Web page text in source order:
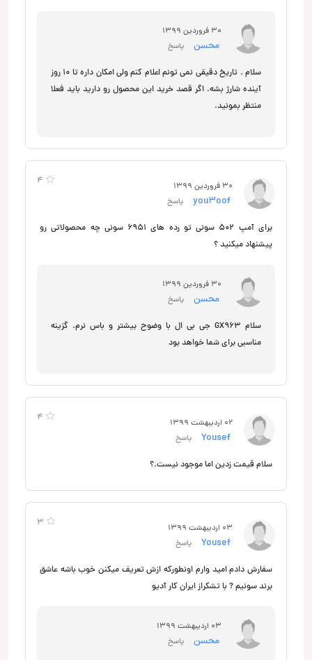
30 فروردین 1399
محسن پاسخ
سلام . تاریخ دقیقی نمی تونم اعلام کنم ولی امکان داره تا 10 روز
آینده شارژ بشه. اگر قصد خرید این محصول رو دارید باید فعلا
منتظر بمونید.
4 30 فروردین 1399
پاسخ
برای آمپ 502 سونی تو رده های 6951 سونی چه محصولاتی رو
پیشنهاد میکنید ؟
30 فروردین 1399
محسن پاسخ
سلام GX963 جی بی ال با وضوح بیشتر و باس نرم. گزینه
مناسبی برای شما خواهد بود
4 02 اردیبهشت 1399
پاسخ
سلام قیمت زدین اما موجود نیست.؟
3 03 اردیبهشت 1399
پاسخ
سفارش دادم امید وارم اونطور‌که ازش تعریف میکنن خوب باشه عاشق
برند سونیم ? با تشکر‌از ایران کار آدیو
03 اردیبهشت 1399
محسن پاسخ